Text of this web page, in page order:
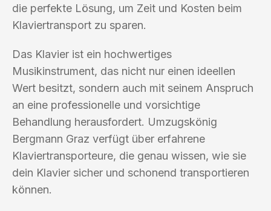
die perfekte Lösung, um Zeit und Kosten beim
Klaviertransport zu sparen.
Das Klavier ist ein hochwertiges
Musikinstrument, das nicht nur einen ideellen
Wert besitzt, sondern auch mit seinem Anspruch
an eine professionelle und vorsichtige
Behandlung herausfordert. Umzugskönig
Bergmann Graz verfügt über erfahrene
Klaviertransporteure, die genau wissen, wie sie
dein Klavier sicher und schonend transportieren
können.